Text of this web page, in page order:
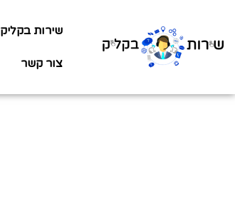
שירות בקליק
צור קשר